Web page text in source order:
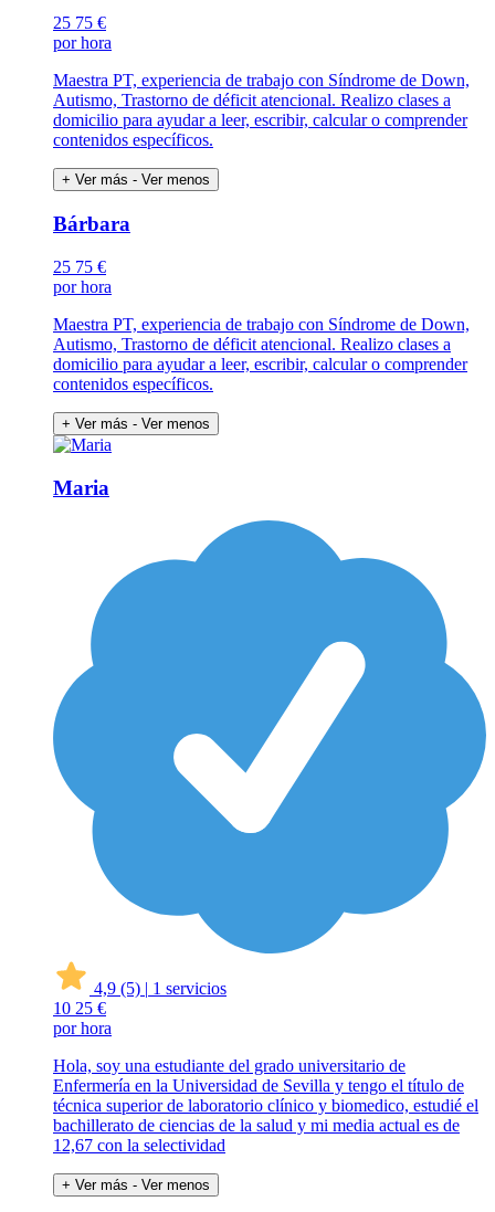
25 75 €
por hora
Maestra PT, experiencia de trabajo con Síndrome de Down,
Autismo, Trastorno de déficit atencional. Realizo clases a
domicilio para ayudar a leer, escribir, calcular o comprender
contenidos específicos.
+ Ver más - Ver menos
Bárbara
25 75 €
por hora
Maestra PT, experiencia de trabajo con Síndrome de Down,
Autismo, Trastorno de déficit atencional. Realizo clases a
domicilio para ayudar a leer, escribir, calcular o comprender
contenidos específicos.
+ Ver más - Ver menos
Maria
4,9 (5) | 1 servicios
10 25 €
por hora
Hola, soy una estudiante del grado universitario de
Enfermería en la Universidad de Sevilla y tengo el título de
técnica superior de laboratorio clínico y biomedico, estudié el
bachillerato de ciencias de la salud y mi media actual es de
12,67 con la selectividad
+ Ver más - Ver menos